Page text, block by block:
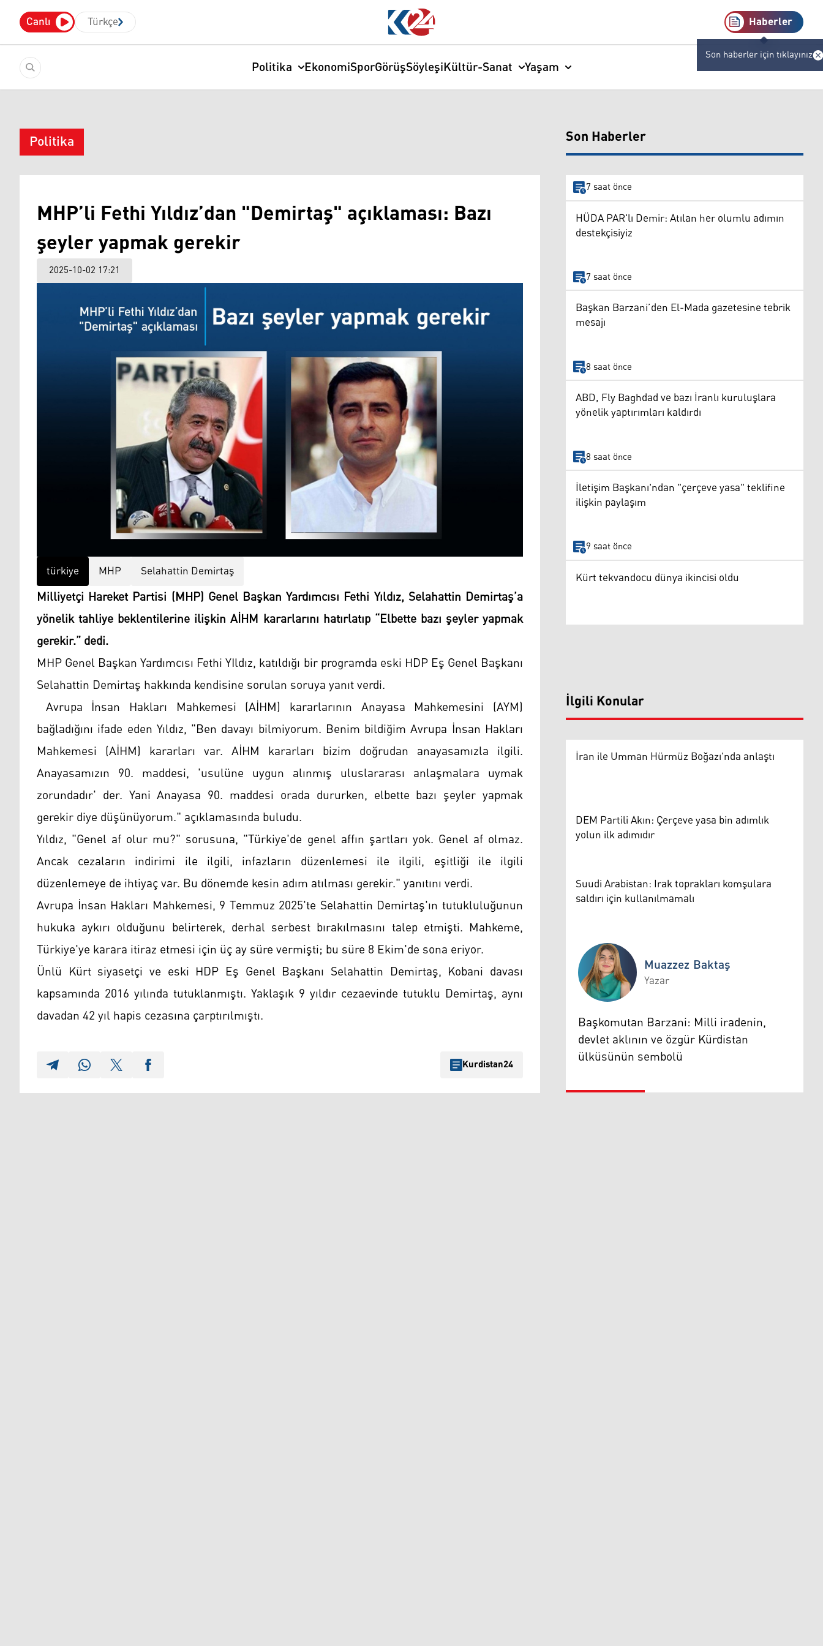
Canlı Türkçe Haberler
Son haberler için tıklayınız
Politika EkonomiSporGörüşSöyleşiKültür-Sanat Yaşam
Politika
MHP’li Fethi Yıldız’dan "Demirtaş" açıklaması: Bazı
şeyler yapmak gerekir
2025-10-02 17:21
türkiye MHP Selahattin Demirtaş
Milliyetçi Hareket Partisi (MHP) Genel Başkan Yardımcısı Fethi Yıldız, Selahattin Demirtaş’a
yönelik tahliye beklentilerine ilişkin AİHM kararlarını hatırlatıp “Elbette bazı şeyler yapmak
gerekir.” dedi.
MHP Genel Başkan Yardımcısı Fethi YIldız, katıldığı bir programda eski HDP Eş Genel Başkanı
Selahattin Demirtaş hakkında kendisine sorulan soruya yanıt verdi.
Avrupa İnsan Hakları Mahkemesi (AİHM) kararlarının Anayasa Mahkemesini (AYM)
bağladığını ifade eden Yıldız, "Ben davayı bilmiyorum. Benim bildiğim Avrupa İnsan Hakları
Mahkemesi (AİHM) kararları var. AİHM kararları bizim doğrudan anayasamızla ilgili.
Anayasamızın 90. maddesi, 'usulüne uygun alınmış uluslararası anlaşmalara uymak
zorundadır' der. Yani Anayasa 90. maddesi orada dururken, elbette bazı şeyler yapmak
gerekir diye düşünüyorum." açıklamasında buludu.
Yıldız, "Genel af olur mu?" sorusuna, "Türkiye'de genel affın şartları yok. Genel af olmaz.
Ancak cezaların indirimi ile ilgili, infazların düzenlemesi ile ilgili, eşitliği ile ilgili
düzenlemeye de ihtiyaç var. Bu dönemde kesin adım atılması gerekir." yanıtını verdi.
Avrupa İnsan Hakları Mahkemesi, 9 Temmuz 2025'te Selahattin Demirtaş'ın tutukluluğunun
hukuka aykırı olduğunu belirterek, derhal serbest bırakılmasını talep etmişti. Mahkeme,
Türkiye'ye karara itiraz etmesi için üç ay süre vermişti; bu süre 8 Ekim'de sona eriyor.
Ünlü Kürt siyasetçi ve eski HDP Eş Genel Başkanı Selahattin Demirtaş, Kobani davası
kapsamında 2016 yılında tutuklanmıştı. Yaklaşık 9 yıldır cezaevinde tutuklu Demirtaş, aynı
davadan 42 yıl hapis cezasına çarptırılmıştı.
Kurdistan24
Son Haberler
7 saat önce
HÜDA PAR'lı Demir: Atılan her olumlu adımın
destekçisiyiz
7 saat önce
Başkan Barzani’den El-Mada gazetesine tebrik
mesajı
8 saat önce
ABD, Fly Baghdad ve bazı İranlı kuruluşlara
yönelik yaptırımları kaldırdı
8 saat önce
İletişim Başkanı'ndan "çerçeve yasa" teklifine
ilişkin paylaşım
9 saat önce
Kürt tekvandocu dünya ikincisi oldu
İlgili Konular
İran ile Umman Hürmüz Boğazı'nda anlaştı
DEM Partili Akın: Çerçeve yasa bin adımlık
yolun ilk adımıdır
Suudi Arabistan: Irak toprakları komşulara
saldırı için kullanılmamalı
Muazzez Baktaş
Muazzez Baktaş
Yazar
Başkomutan Barzani: Milli iradenin,
devlet aklının ve özgür Kürdistan
ülküsünün sembolü